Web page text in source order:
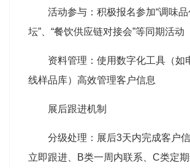
活动参与：积极报名参加“调味
坛”、“餐饮供应链对接会”等同期活动
资料管理：使用数字化工具（如
线样品库）高效管理客户信息
展后跟进机制
分级处理：展后3天内完成客户
立即跟进、B类一周内联系、C类定期